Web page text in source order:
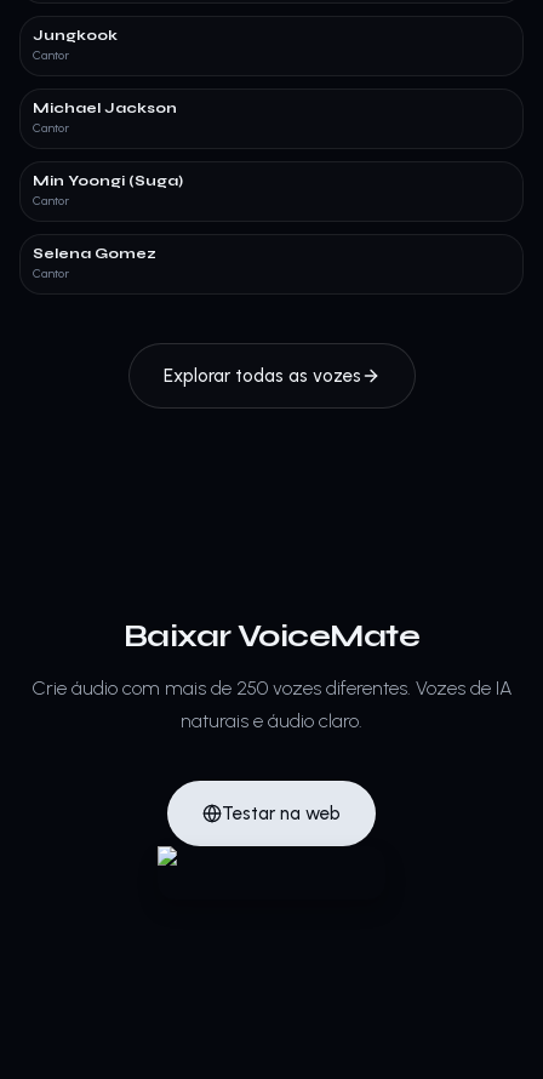
Jungkook
Cantor
Michael Jackson
Cantor
Min Yoongi (Suga)
Cantor
Selena Gomez
Cantor
Explorar todas as vozes
Baixar VoiceMate
Crie áudio com mais de 250 vozes diferentes. Vozes de IA
naturais e áudio claro.
Testar na web